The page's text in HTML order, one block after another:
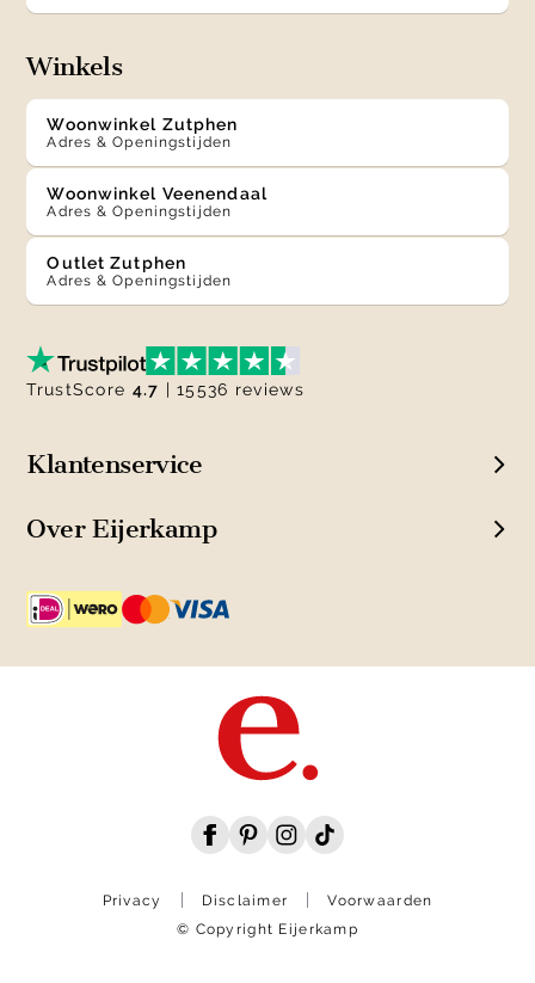
Winkels
Woonwinkel Zutphen
Adres & Openingstijden
Woonwinkel Veenendaal
Adres & Openingstijden
Outlet Zutphen
Adres & Openingstijden
Klantenservice
Over Eijerkamp
TrustScore 4.7 | 15536 reviews
Privacy Disclaimer
Voorwaarden
© Copyright Eijerkamp